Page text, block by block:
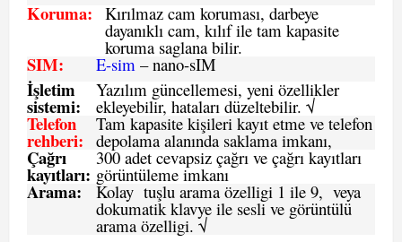
Koruma: Kırılmaz cam koruması, darbeye
dayanıklı cam, kılıf ile tam kapasite
koruma saglana bilir.
SIM: E-sim – nano-sIM
İşletim
sistemi:
Yazılım güncellemesi, yeni özellikler
ekleyebilir, hataları düzeltebilir. √
Telefon
rehberi:
Tam kapasite kişileri kayıt etme ve telefon
depolama alanında saklama imkanı,
Çağrı
kayıtları:
300 adet cevapsiz çağrı ve çağrı kayıtları
görüntüleme imkanı
Arama: Kolay tuşlu arama özelligi 1 ile 9, veya
dokumatik klavye ile sesli ve görüntülü
arama özelligi. √